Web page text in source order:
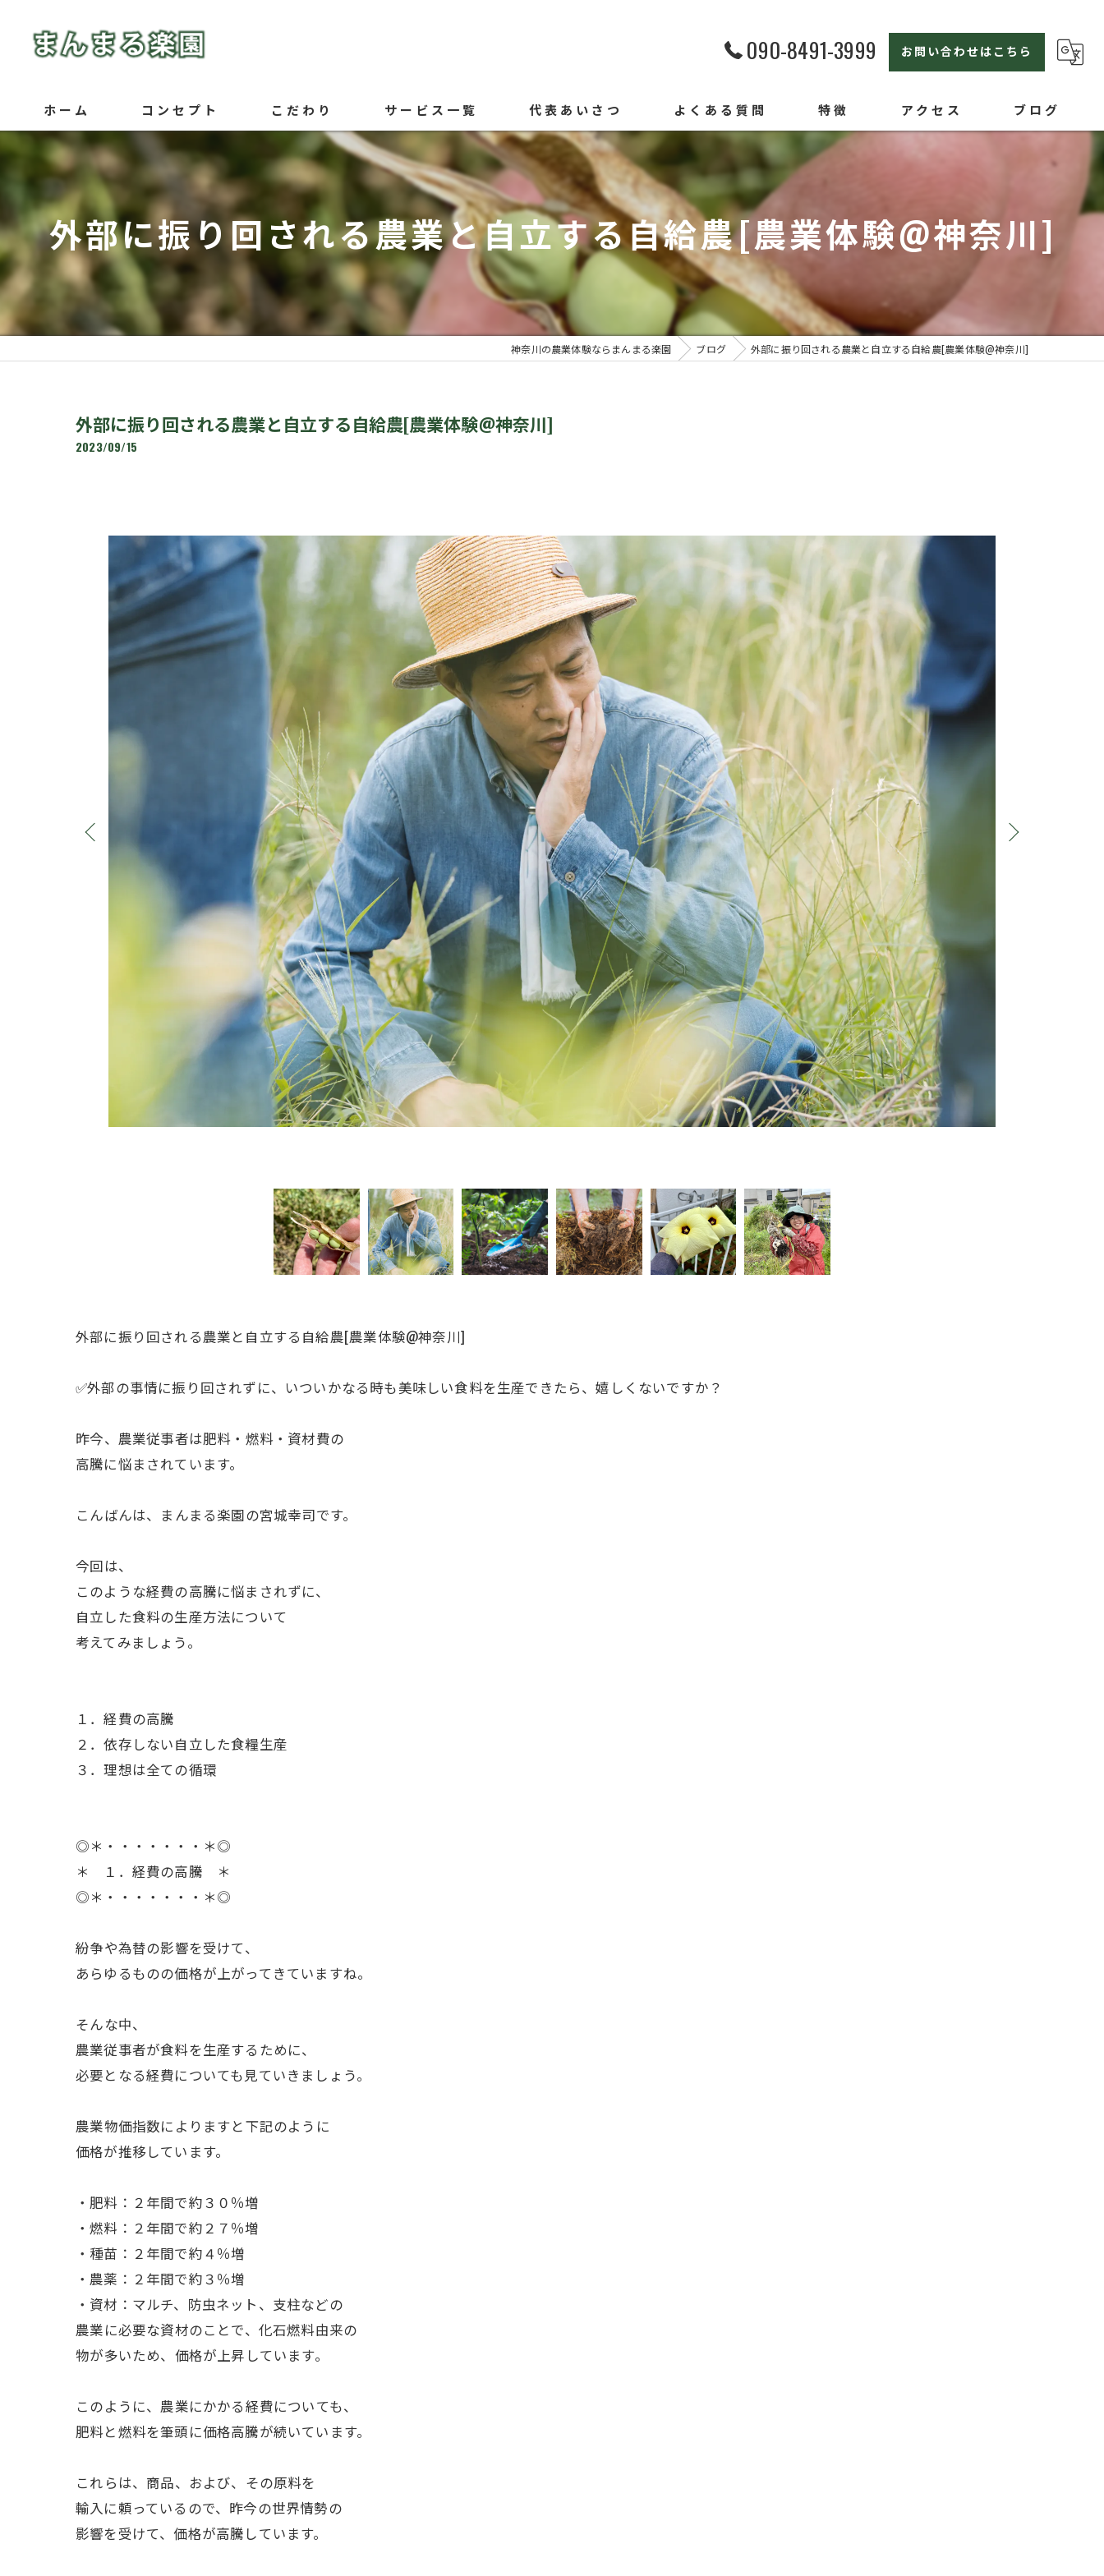
090-8491-3999 お問い合わせはこちら
ホーム コンセプト こだわり サービス一覧 代表あいさつ よくある質問 特徴
横浜の農業体験
セカンドライフ
オンラインセミナー
アクセス ブログ
外部に振り回される農業と自立する自給農ㅤ[農業体験@神奈川]
神奈川の農業体験ならまんまる楽園 ブログ 外部に振り回される農業と自立する自給農ㅤ[農業体験@神奈川]
外部に振り回される農業と自立する自給農ㅤ[農業体験@神奈川]
2023/09/15
外部に振り回される農業と自立する自給農ㅤ[農業体験@神奈川]
✅外部の事情に振り回されずに、いついかなる時も美味しい食料を生産できたら、嬉しくないですか？
ㅤ昨今、農業従事者は肥料・燃料・資材費の
高騰に悩まされています。
ㅤこんばんは、まんまる楽園の宮城幸司です。
ㅤ今回は、
このような経費の高騰に悩まされずに、
自立した食料の生産方法について
考えてみましょう。
１．経費の高騰
２．依存しない自立した食糧生産
３．理想は全ての循環
◎＊・・・・・・・＊◎
＊ １．経費の高騰 ＊
◎＊・・・・・・・＊◎
ㅤ紛争や為替の影響を受けて、
あらゆるものの価格が上がってきていますね。
ㅤそんな中、
農業従事者が食料を生産するために、
必要となる経費についても見ていきましょう。
ㅤ農業物価指数によりますと下記のように
価格が推移しています。
・肥料：２年間で約３０％増
・燃料：２年間で約２７％増
・種苗：２年間で約４％増
・農薬：２年間で約３％増
・資材：マルチ、防虫ネット、支柱などの
ㅤ農業に必要な資材のことで、化石燃料由来の
ㅤ物が多いため、価格が上昇しています。
ㅤこのように、農業にかかる経費についても、
肥料と燃料を筆頭に価格高騰が続いています。
ㅤこれらは、商品、および、その原料を
輸入に頼っているので、昨今の世界情勢の
影響を受けて、価格が高騰しています。